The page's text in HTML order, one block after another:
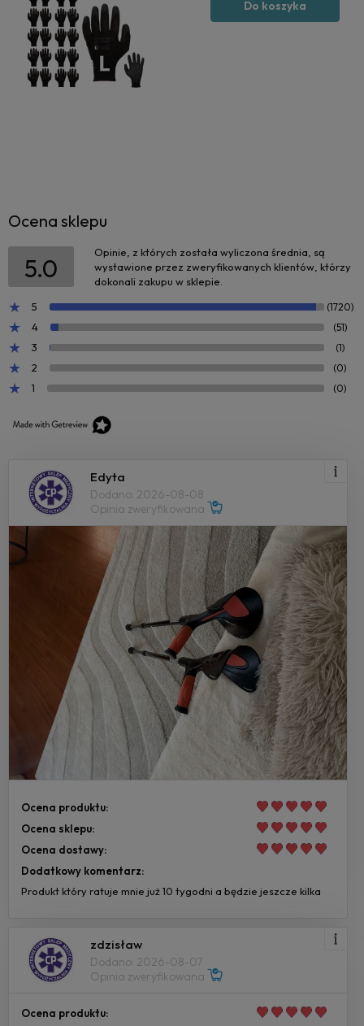
Do koszyka
Ocena sklepu
5.0
Opinie, z których została wyliczona średnia, są
wystawione przez zweryfikowanych klientów, którzy
dokonali zakupu w sklepie.
5
(1720)
4 (51)
3 (1)
2 (0)
1 (0)
Edyta
Dodano: 2026-08-08
Opinia zweryfikowana
Ocena produktu:
Ocena sklepu:
Ocena dostawy:
Dodatkowy komentarz:
Produkt który ratuje mnie już 10 tygodni a będzie jeszcze kilka
zdzisław
Dodano: 2026-08-07
Opinia zweryfikowana
Ocena produktu: